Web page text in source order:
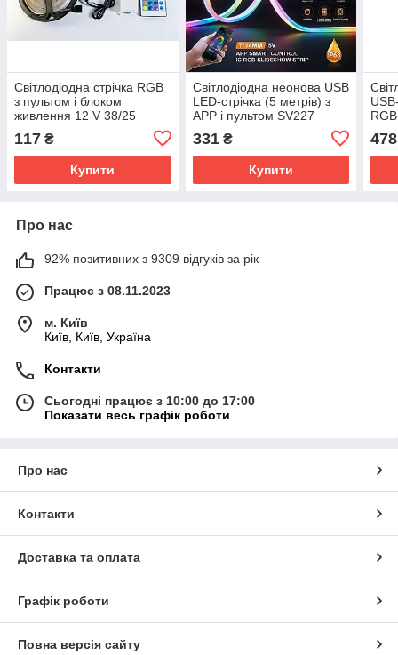
Світлодіодна стрічка RGB
з пультом і блоком
живлення 12 V 38/25
117 ₴
Купити
Світлодіодна неонова USB
LED-стрічка (5 метрів) з
APP і пультом SV227
331₴
Купити
478
Про нас
92% позитивних з 9309 відгуків за рік
Працює з 08.11.2023
м. Київ
Київ, Київ, Україна
Контакти
Сьогодні працює з 10:00 до 17:00
Показати весь графік роботи
Про нас
Контакти
Доставка та оплата
Графік роботи
Повна версія сайту